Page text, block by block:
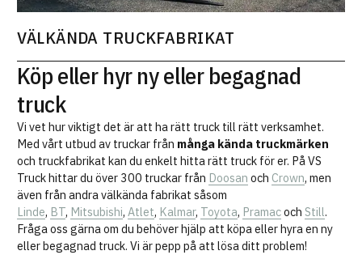
VÄLKÄNDA TRUCKFABRIKAT
Köp eller hyr ny eller begagnad
truck
Vi vet hur viktigt det är att ha rätt truck till rätt verksamhet.
Med vårt utbud av truckar från många kända truckmärken
och truckfabrikat kan du enkelt hitta rätt truck för er. På VS
Truck hittar du över 300 truckar från Doosan och Crown, men
även från andra välkända fabrikat såsom
Linde, BT, Mitsubishi,Atlet, Kalmar, Toyota, PramacochStill.
Fråga oss gärna om du behöver hjälp att köpa eller hyra en ny
eller begagnad truck. Vi är pepp på att lösa ditt problem!